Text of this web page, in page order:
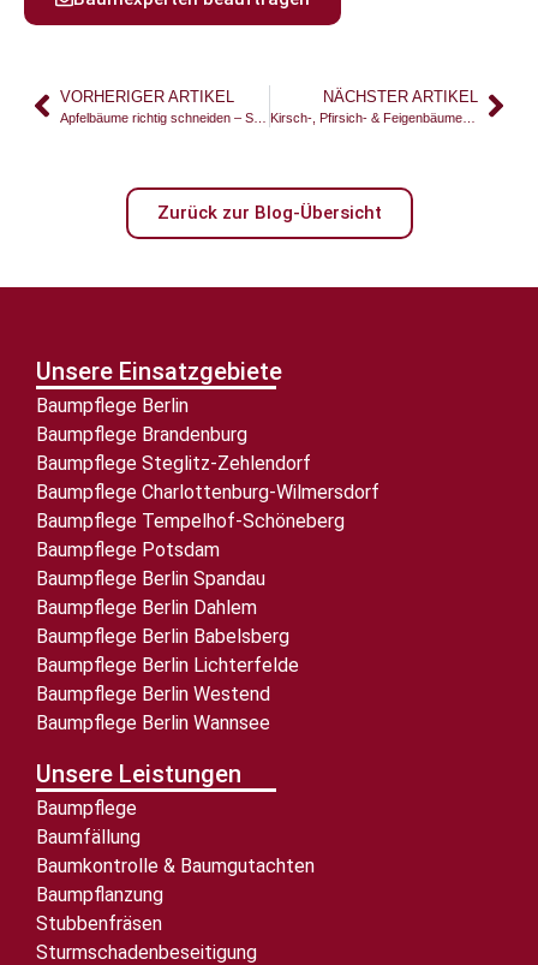
VORHERIGER ARTIKEL NÄCHSTER ARTIKEL
Kirsch-, Pfirsich- & Feigenbäume richtig schneiden – Zeitpunkt, Technik & Tipps vom Profi
Zurück zur Blog-Übersicht
Unsere Einsatzgebiete
Baumpflege Berlin
Baumpflege Brandenburg
Baumpflege Steglitz-Zehlendorf
Baumpflege Charlottenburg-Wilmersdorf
Baumpflege Tempelhof-Schöneberg
Baumpflege Potsdam
Baumpflege Berlin Spandau
Baumpflege Berlin Dahlem
Baumpflege Berlin Babelsberg
Baumpflege Berlin Lichterfelde
Baumpflege Berlin Westend
Baumpflege Berlin Wannsee
Unsere Leistungen
Baumpflege
Baumfällung
Baumkontrolle & Baumgutachten
Baumpflanzung
Stubbenfräsen
Sturmschadenbeseitigung